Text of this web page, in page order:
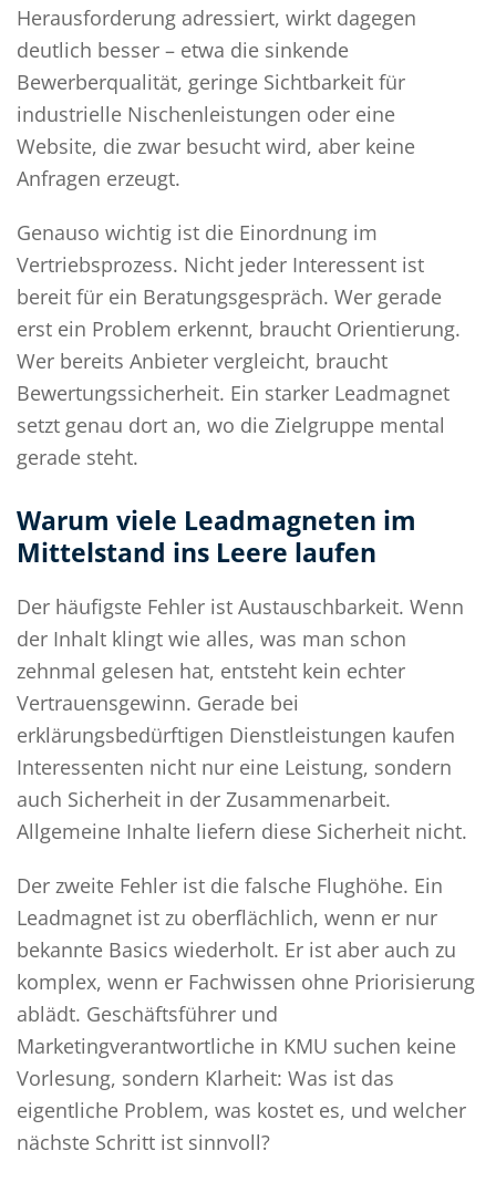
Herausforderung adressiert, wirkt dagegen
deutlich besser – etwa die sinkende
Bewerberqualität, geringe Sichtbarkeit für
industrielle Nischenleistungen oder eine
Website, die zwar besucht wird, aber keine
Anfragen erzeugt.
Genauso wichtig ist die Einordnung im
Vertriebsprozess. Nicht jeder Interessent ist
bereit für ein Beratungsgespräch. Wer gerade
erst ein Problem erkennt, braucht Orientierung.
Wer bereits Anbieter vergleicht, braucht
Bewertungssicherheit. Ein starker Leadmagnet
setzt genau dort an, wo die Zielgruppe mental
gerade steht.
Warum viele Leadmagneten im
Mittelstand ins Leere laufen
Der häufigste Fehler ist Austauschbarkeit. Wenn
der Inhalt klingt wie alles, was man schon
zehnmal gelesen hat, entsteht kein echter
Vertrauensgewinn. Gerade bei
erklärungsbedürftigen Dienstleistungen kaufen
Interessenten nicht nur eine Leistung, sondern
auch Sicherheit in der Zusammenarbeit.
Allgemeine Inhalte liefern diese Sicherheit nicht.
Der zweite Fehler ist die falsche Flughöhe. Ein
Leadmagnet ist zu oberflächlich, wenn er nur
bekannte Basics wiederholt. Er ist aber auch zu
komplex, wenn er Fachwissen ohne Priorisierung
ablädt. Geschäftsführer und
Marketingverantwortliche in KMU suchen keine
Vorlesung, sondern Klarheit: Was ist das
eigentliche Problem, was kostet es, und welcher
nächste Schritt ist sinnvoll?